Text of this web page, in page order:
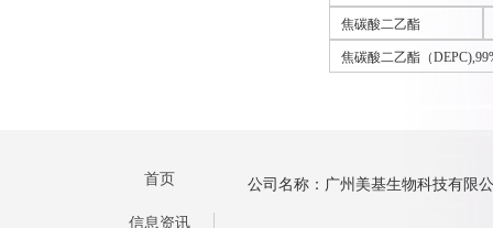
焦碳酸二乙酯
焦碳酸二乙酯（
首页
信息资讯
公司名称：广州美基生物科技有限